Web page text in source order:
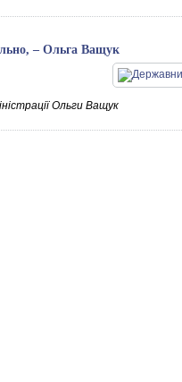
– Ольга Ващук
Ольги Ващук